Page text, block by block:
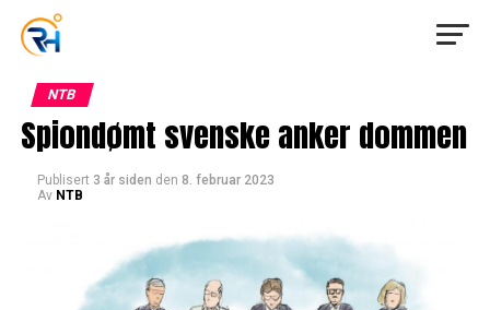
NTB
Spiondømt svenske anker dommen
Publisert 3 år siden den 8. februar 2023
Av NTB